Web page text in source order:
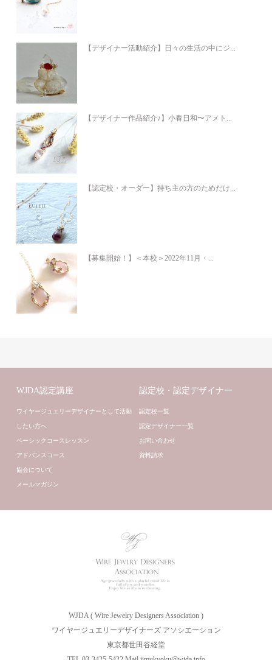
【デザイナー活動紹介】日々の生活の中にジ...
【デザイナー作品紹介♪】小春日和〜アメト...
【認定校・オーダー】持ち主の方のためだけ...
【募集開始！】＜本校＞2022年11月・...
WJDA認定講座
ワイヤージュエリーデザイナーとして活動
したい方へ
ベーシックコースレッスン
アドバンスコース
協会について
メールマガジン
認定校・認定デザイナー
認定校一覧
認定デザイナー一覧
お問い合わせ
資料請求
WJDA ( Wire Jewelry Designers Association )
ワイヤージュエリーデザイナーズ アソシエーション
東京都世田谷経堂